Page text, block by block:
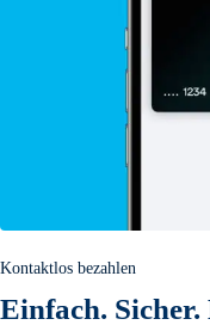
Kontaktlos bezahlen
Einfach.